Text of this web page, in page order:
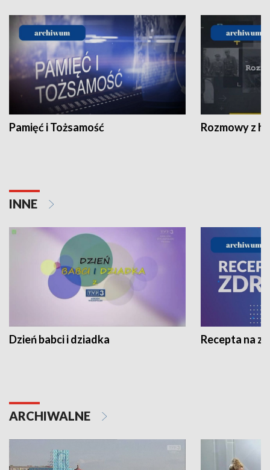
Pamięć i Tożsamość Rozmowy z
INNE
Dzień babci i dziadka Recepta na
ARCHIWALNE